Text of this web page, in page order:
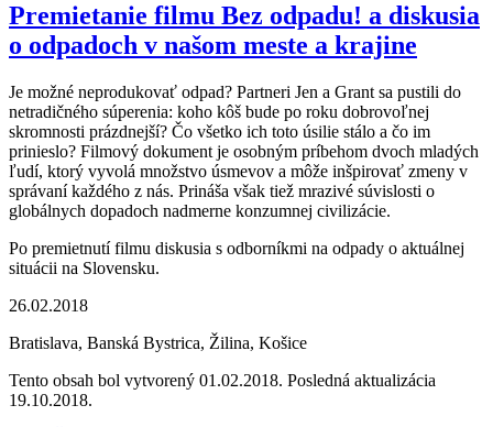
Premietanie filmu Bez odpadu! a diskusia
o odpadoch v našom meste a krajine
Je možné neprodukovať odpad? Partneri Jen a Grant sa pustili do
netradičného súperenia: koho kôš bude po roku dobrovoľnej
skromnosti prázdnejší? Čo všetko ich toto úsilie stálo a čo im
prinieslo? Filmový dokument je osobným príbehom dvoch mladých
ľudí, ktorý vyvolá množstvo úsmevov a môže inšpirovať zmeny v
správaní každého z nás. Prináša však tiež mrazivé súvislosti o
globálnych dopadoch nadmerne konzumnej civilizácie.
Po premietnutí filmu diskusia s odborníkmi na odpady o aktuálnej
situácii na Slovensku.
26.02.2018
Bratislava, Banská Bystrica, Žilina, Košice
Tento obsah bol vytvorený 01.02.2018. Posledná aktualizácia
19.10.2018.